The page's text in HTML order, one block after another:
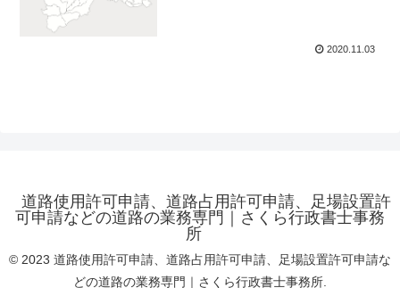
2020.11.03
道路使用許可申請、道路占用許可申請、足場設置許
可申請などの道路の業務専門｜さくら行政書士事務
所
© 2023 道路使用許可申請、道路占用許可申請、足場設置許可申請な
どの道路の業務専門｜さくら行政書士事務所.